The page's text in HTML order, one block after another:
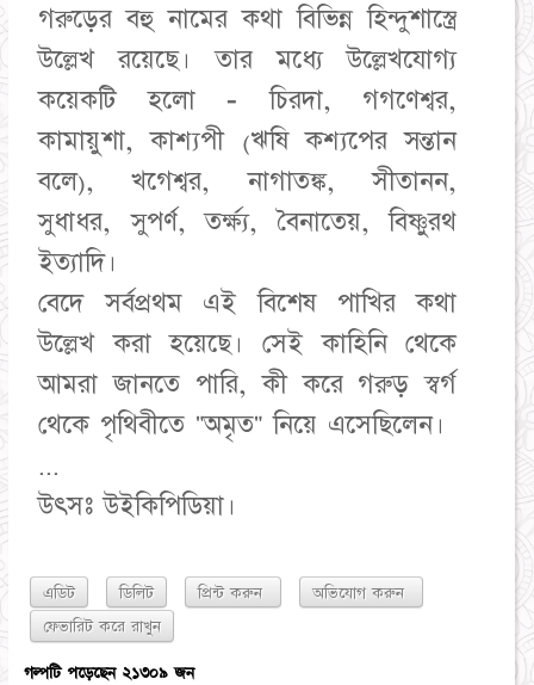
গরুড়ের বহু নামের কথা বিভিন্ন হিন্দুশাস্ত্রে
উল্লেখ রয়েছে। তার মধ্যে উল্লেখযোগ্য
কয়েকটি হলো - চিরদা, গগণেশ্বর,
কামায়ুশা, কাশ্যপী (ঋষি কশ্যপের সন্তান
বলে), খগেশ্বর, নাগাতঙ্ক, সীতানন,
সুধাধর, সুপর্ণ, তর্ক্ষ্য, বৈনাতেয়, বিষ্ণুরথ
ইত্যাদি।
বেদে সর্বপ্রথম এই বিশেষ পাখির কথা
উল্লেখ করা হয়েছে। সেই কাহিনি থেকে
আমরা জানতে পারি, কী করে গরুড় স্বর্গ
থেকে পৃথিবীতে "অমৃত" নিয়ে এসেছিলেন।
...
উৎসঃ উইকিপিডিয়া।
এডিট ডিলিট প্রিন্ট করুন অভিযোগ করুন
গল্পটি পড়েছেন ২১৩০৯ জন